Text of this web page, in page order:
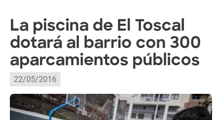
La piscina de El Toscal
dotará al barrio con 300
aparcamientos públicos
22/05/2016